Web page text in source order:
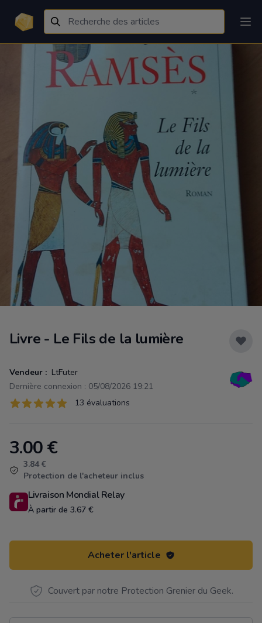
Livre - Le Fils de la lumière
Vendeur : LtFuter
Dernière connexion : 05/08/2026 19:21
Évaluations
13 sur 5 étoiles 13 évaluations
Product information
3.00€
3.84 €
Protection de l'acheteur inclus
Livraison Mondial Relay
À partir de 3.67 €
Acheter l'article
Couvert par notre Protection Grenier du Geek.